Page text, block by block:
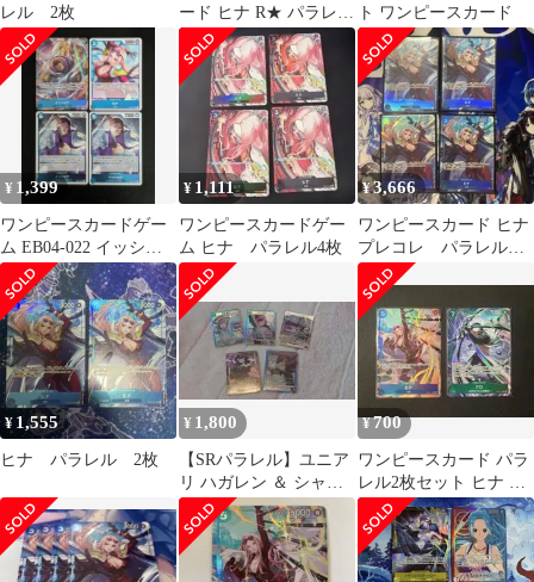
レル 2枚
ード ヒナ R★ パラレル
EB03-025 ２枚セット
ト ワンピースカード
¥ 1,399
ワンピースカードゲー
ム EB04-022 イッショ
ウ パラレル
¥ 1,111
ワンピースカードゲー
ム ヒナ パラレル4枚
¥3,666
ワンピースカード ヒナ
プレコレ パラレル 4
枚
¥ 1,555
ヒナ パラレル 2枚
¥ 1,800
​【SRパラレル】ユニア
リ ハガレン ＆ シャニ
マス セット
¥700
ワンピースカード パラ
レル2枚セット ヒナ ク
ロ 新品未使用 美品